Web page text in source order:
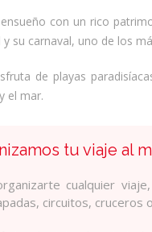
con un rico
su carnaval, uno de los
de playas
el mar.
tu viaje al
cualquier
circuitos, cruceros